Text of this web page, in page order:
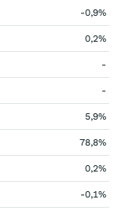
-0,9%
0,2%
-
-
5,9%
78,8%
0,2%
-0,1%